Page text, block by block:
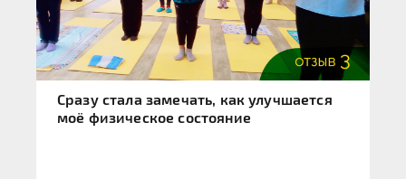
Сразу стала замечать, как улучшается
моё физическое состояние